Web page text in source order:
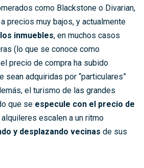
como Blackstone o Divarian,
precios muy bajos, y actualmente
inmuebles, en muchos casos
(lo que se conoce como
precio de compra ha subido
sean adquiridas por “particulares”
el turismo de las grandes
que se especule con el precio de
escalen a un ritmo
y desplazando vecinas de sus